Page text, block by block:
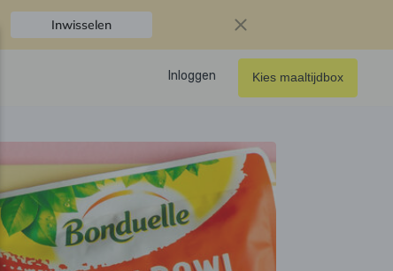
Inwisselen
Inloggen Kies maaltijdbox